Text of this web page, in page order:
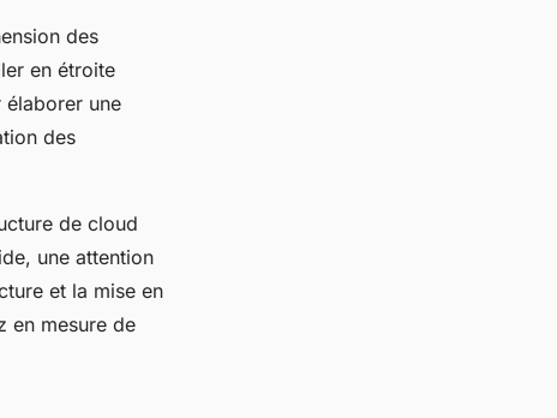
des
en étroite
une
des
de cloud
une attention
et la mise en
en mesure de